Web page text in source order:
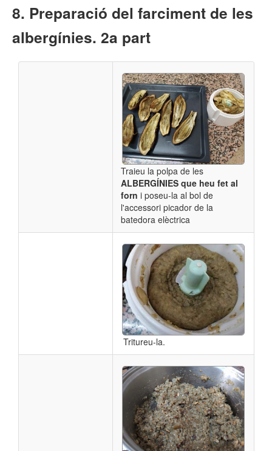
Preparació del farciment de les
albergínies. 2a part
Traieu la polpa de les
ALBERGÍNIES que heu fet al
forn i poseu-la al bol de
l'accessori picador de la
batedora elèctrica
Tritureu-la.